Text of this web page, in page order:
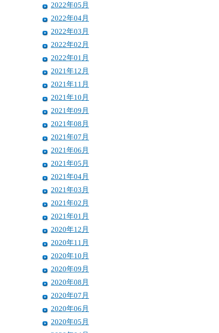
2022年05月
2022年04月
2022年03月
2022年02月
2022年01月
2021年12月
2021年11月
2021年10月
2021年09月
2021年08月
2021年07月
2021年06月
2021年05月
2021年04月
2021年03月
2021年02月
2021年01月
2020年12月
2020年11月
2020年10月
2020年09月
2020年08月
2020年07月
2020年06月
2020年05月